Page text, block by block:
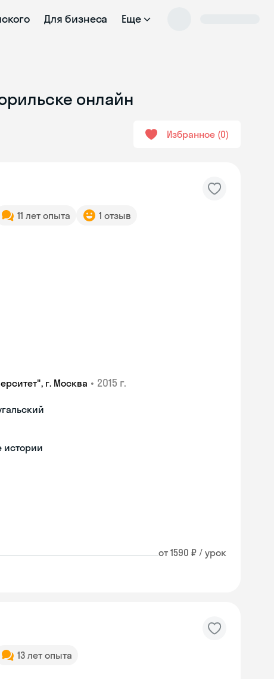
Для бизнеса Еще
онлайн
Избранное 0
11 лет опыта 1 отзыв
г. Москва • 2015 г.
истории
от 1590 ₽ / урок
13 лет опыта